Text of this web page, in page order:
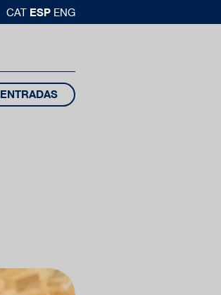
CAT ESP ENG
ENTRADAS